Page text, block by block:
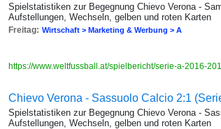
Spielstatistiken zur Begegnung Chievo Verona -
Aufstellungen, Wechseln, gelben und roten Karten
Freitag: Wirtschaft > Marketing & Werbung > A
https://www.weltfussball.at/spielbericht/serie-a-2016-
Chievo Verona - Sassuolo Calcio 2:1
Spielstatistiken zur Begegnung Chievo Verona -
Aufstellungen, Wechseln, gelben und roten Karten